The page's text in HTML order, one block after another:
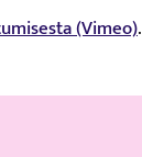
(Vimeo).